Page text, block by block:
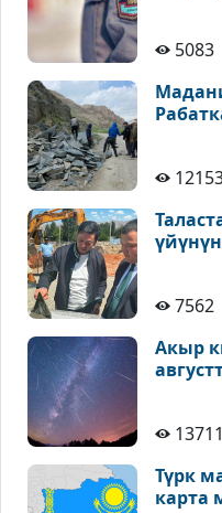
5083
7562
Акыр
13711
Түрк
карта